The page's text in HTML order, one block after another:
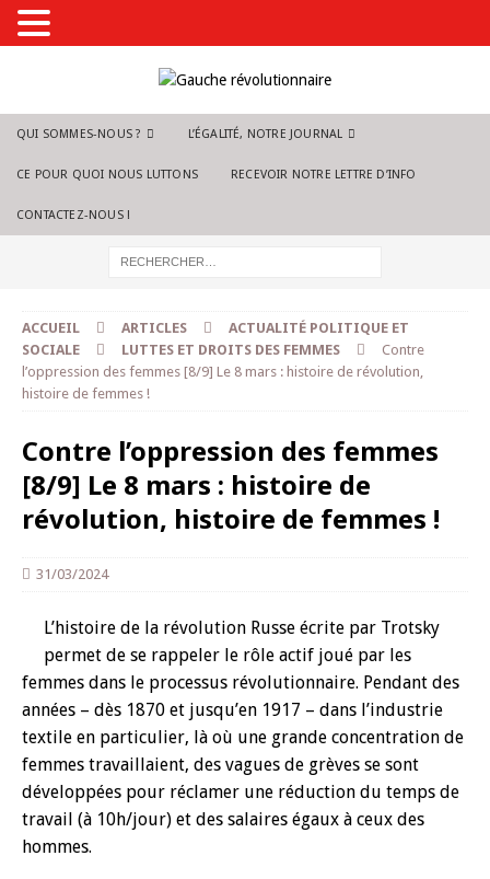
QUI SOMMES-NOUS ? L’ÉGALITÉ, NOTRE JOURNAL
CE POUR QUOI NOUS LUTTONS RECEVOIR NOTRE LETTRE D’INFO
CONTACTEZ-NOUS !
ACCUEIL ARTICLES
ACTUALITÉ POLITIQUE ET
SOCIALE
LUTTES ET DROITS DES FEMMES
Contre
l’oppression des femmes [8/9] Le 8 mars : histoire de révolution,
histoire de femmes !
Contre l’oppression des femmes
[8/9] Le 8 mars : histoire de
révolution, histoire de femmes !
31/03/2024
L’histoire de la révolution Russe écrite par Trotsky
permet de se rappeler le rôle actif joué par les
femmes dans le processus révolutionnaire. Pendant des
années – dès 1870 et jusqu’en 1917 – dans l’industrie
textile en particulier, là où une grande concentration de
femmes travaillaient, des vagues de grèves se sont
développées pour réclamer une réduction du temps de
travail (à 10h/jour) et des salaires égaux à ceux des
hommes.